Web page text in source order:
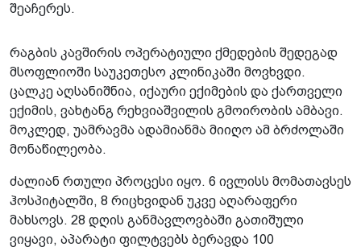
შეაჩერეს.
რაგბის კავშირის ოპერატიული ქმედების შედეგად
მსოფლიოში საუკეთესო კლინიკაში მოვხვდი.
ცალკე აღსანიშნია, იქაური ექიმების და ქართველი
ექიმის, ვახტანგ რეხვიაშვილის გმოირობის ამბავი.
მოკლედ, უამრავმა ადამიანმა მიიღო ამ ბრძოლაში
მონაწილეობა.
ძალიან რთული პროცესი იყო. 6 ივლისს მომათავსეს
ჰოსპიტალში, 8 რიცხვიდან უკვე აღარაფერი
მახსოვს. 28 დღის განმავლოვბაში გათიშული
ვიყავი, აპარატი ფილტვებს ბერავდა 100